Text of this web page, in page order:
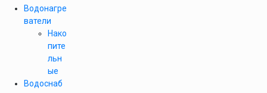
Водонагре
ватели
Нако
пите
льн
ые
Водоснаб